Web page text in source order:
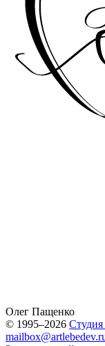
Олег Пащенко
© 1995–2026